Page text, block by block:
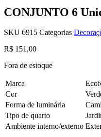
CONJUNTO 6
SKU 6915 Categorias
R$ 151,00
Fora de estoque
Marca
Cor
Forma de luminária
Tipo de quarto
Ambiente interno/externo